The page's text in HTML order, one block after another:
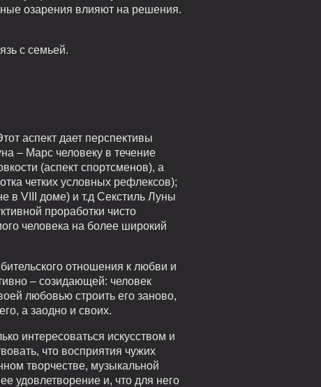
озарения влияют на решения.
с семьей.
аспект дает перспективы
– Марс человеку в течение
(аспект спортсменов), а
четких условных рефлексов);
в VIII доме) и т.д Секстиль Луны
проработки чисто
человека на более широкий
отношения к любви и
– созидающей: человек
любовью строить его заново,
а заодно и своих.
интересоваться искусством и
что восприятия чужих
творчестве, музыкальной
удовлетворение и, что для него